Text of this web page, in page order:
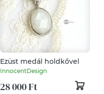
Ezüst medál holdkővel
InnocentDesign
28 000 Ft